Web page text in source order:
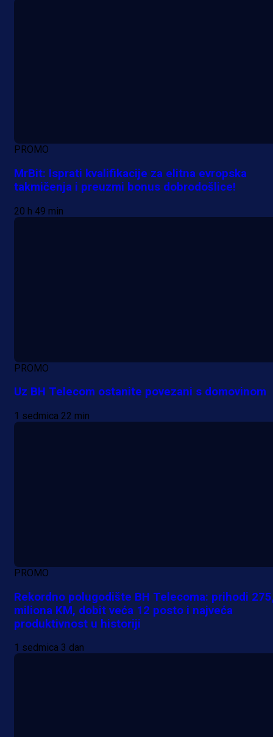
PROMO
MrBit: Isprati kvalifikacije za elitna evropska
takmičenja i preuzmi bonus dobrodošlice!
20 h 49 min
PROMO
Uz BH Telecom ostanite povezani s domovinom
1 sedmica 22 min
PROMO
Rekordno polugodište BH Telecoma: prihodi
miliona KM, dobit veća 12 posto i najveća
produktivnost u historiji
1 sedmica 3 dan